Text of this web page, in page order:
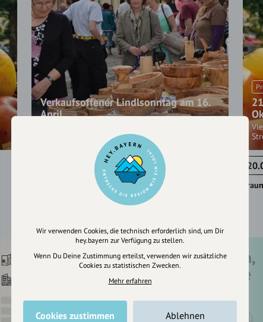
Verkaufsoffener Lindlsonntag am 16.
April
Blumenwiese vor dem Rathaus
Registriere dich,
um dir Einträge
zu merken
Wir verwenden Cookies, die technisch erforderlich sind, um Dir
hey.bayern zur Verfügung zu stellen.
Wenn Du Deine Zustimmung erteilst, verwenden wir zusätzliche
Cookies zu statistischen Zwecken.
Mehr erfahren
Cookies zustimmen Ablehnen